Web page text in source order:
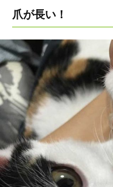
爪が長い！